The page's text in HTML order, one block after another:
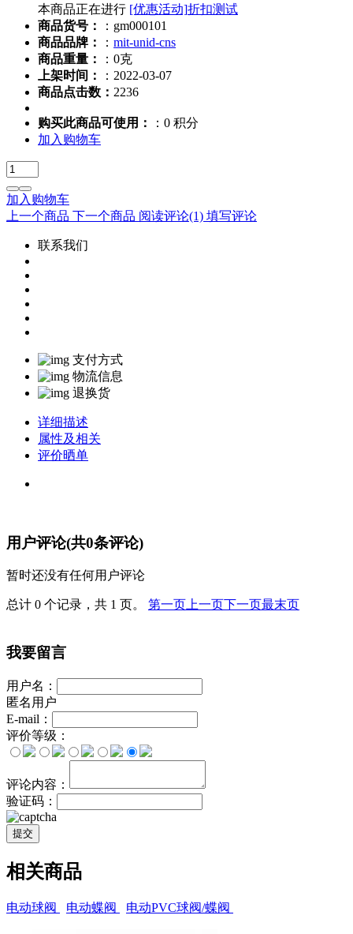
本商品正在进行 [优惠活动]折扣测试
商品货号：
：gm000101
商品品牌：
： mit-unid-cns
商品重量：
：0克
上架时间：
：2022-03-07
商品点击数： 2236
购买此商品可使用：
：0 积分
加入购物车
加入购物车
上一个商品 下一个商品 阅读评论(1) 填写评论
联系我们
支付方式
物流信息
退换货
详细描述
属性及相关
评价晒单
用户评论(共0条评论)
暂时还没有任何用户评论
总计 0 个记录，共 1 页。 第一页上一页下一页最末页
我要留言
用户名：
匿名用户
E-mail：
评价等级：
评论内容：
验证码：
提交
相关商品
电动球阀 电动蝶阀 电动PVC球阀/蝶阀